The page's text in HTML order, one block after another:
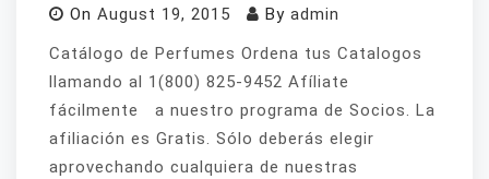
On August 19, 2015 By admin
Catálogo de Perfumes Ordena tus Catalogos
llamando al 1(800) 825-9452 Afíliate
fácilmente a nuestro programa de Socios. La
afiliación es Gratis. Sólo deberás elegir
aprovechando cualquiera de nuestras